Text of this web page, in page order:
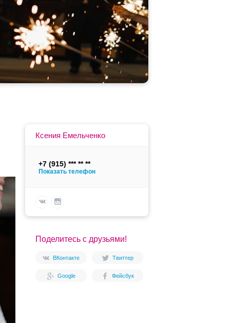
Ксения Емельченко
+7 (915)
Показать телефон
Поделитесь с друзьями!
ВКонтакте Твиттер
Google Фейсбук